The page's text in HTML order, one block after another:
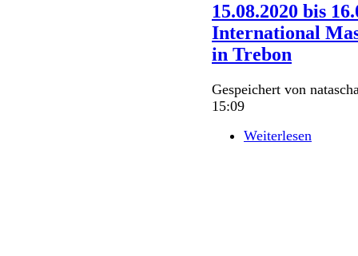
15.08.2020 bis
International
in Trebon
Gespeichert von
15:09
Weiterlesen